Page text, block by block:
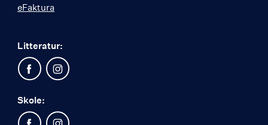
eFaktura
Litteratur:
Skole: